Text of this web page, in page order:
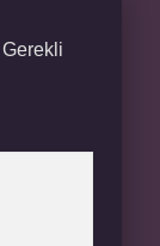
Gerekli